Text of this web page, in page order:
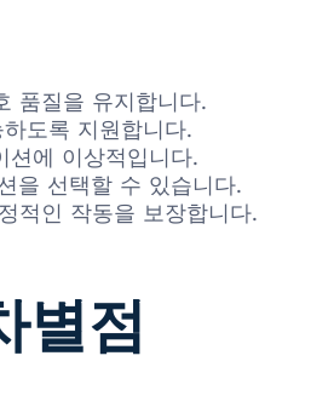
품질을 유지합니다.
도록 지원합니다.
에 이상적입니다.
을 선택할 수 있습니다.
적인 작동을 보장합니다.
별점